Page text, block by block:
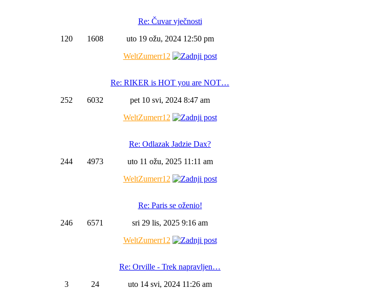
120 1608
Re: Čuvar vječnosti
uto 19 ožu, 2024 12:50 pm
WeltZumerr12
252 6032
Re: RIKER is HOT you are NOT…
pet 10 svi, 2024 8:47 am
WeltZumerr12
244 4973
Re: Odlazak Jadzie Dax?
uto 11 ožu, 2025 11:11 am
WeltZumerr12
246 6571
Re: Paris se oženio!
sri 29 lis, 2025 9:16 am
WeltZumerr12
3 24
Re: Orville - Trek napravljen…
uto 14 svi, 2024 11:26 am